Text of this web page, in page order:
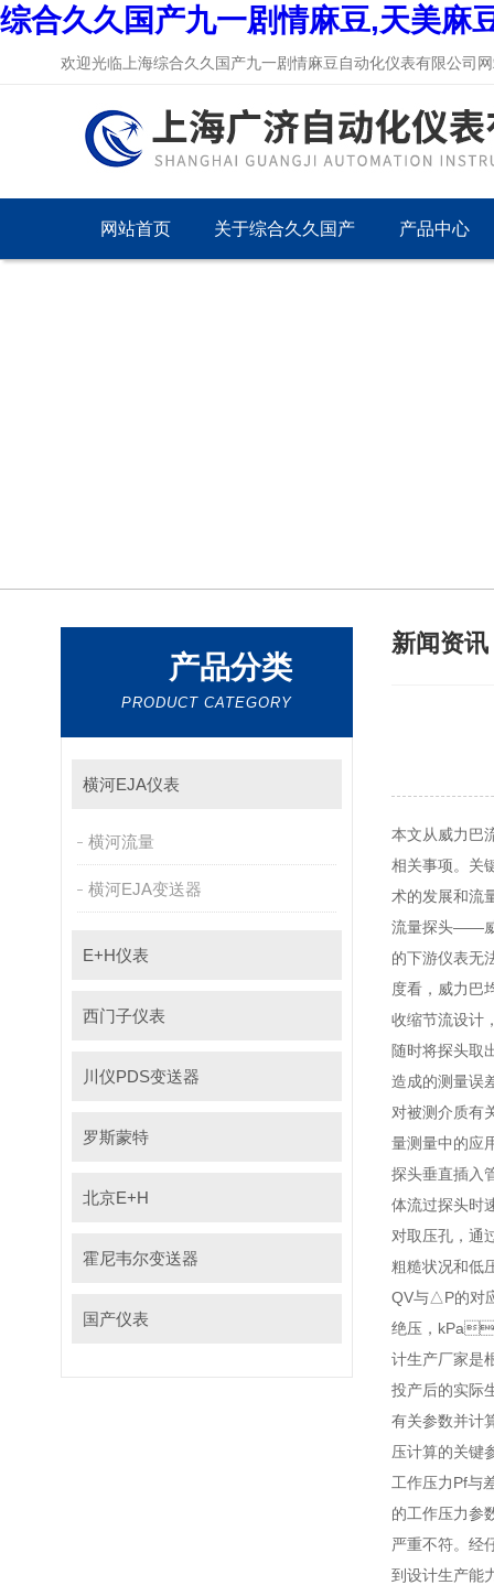
综合久久国产九一剧情麻豆,天美麻
欢迎光临上海综合久久国产九一剧情麻豆自动化仪表有限公司网站
网站首页 关于综合久久国产 产品中心
产品分类
PRODUCT CATEGORY
横河EJA仪表
横河流量
横河EJA变送器
E+H仪表
西门子仪表
川仪PDS变送器
罗斯蒙特
北京E+H
霍尼韦尔变送器
国产仪表
新闻资讯
本文从威力巴
相关事项
术的发展和流
流量探头——威
的下游仪表无法
度看，威力
收缩节流设计
随时将探头取出
造成的测量误差
对被测介质有
量测量中的应
探头垂直插入管
体流过探头时
对取压孔
粗糙状况和低
QV与△P的对
绝压，
计生产厂家是
投产后的实际
有关参数并计
压计算的关键参
工作压力Pf与
的工作压力参
严重不符。
到设计生产能